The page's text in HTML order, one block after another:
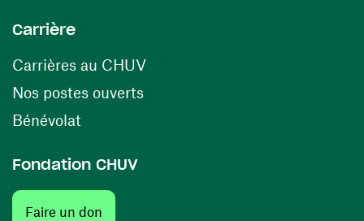
Carrière
Carrières au CHUV(ouvre une nouvelle fenêtre)
Nos postes ouverts(ouvre une nouvelle fenêtre)
Bénévolat
Fondation CHUV
Faire un don